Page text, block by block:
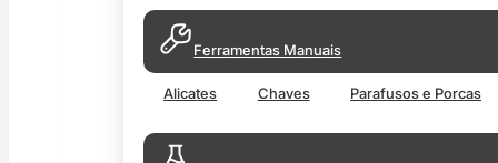
Ferramentas Manuais
Alicates Chaves Parafusos e Porcas